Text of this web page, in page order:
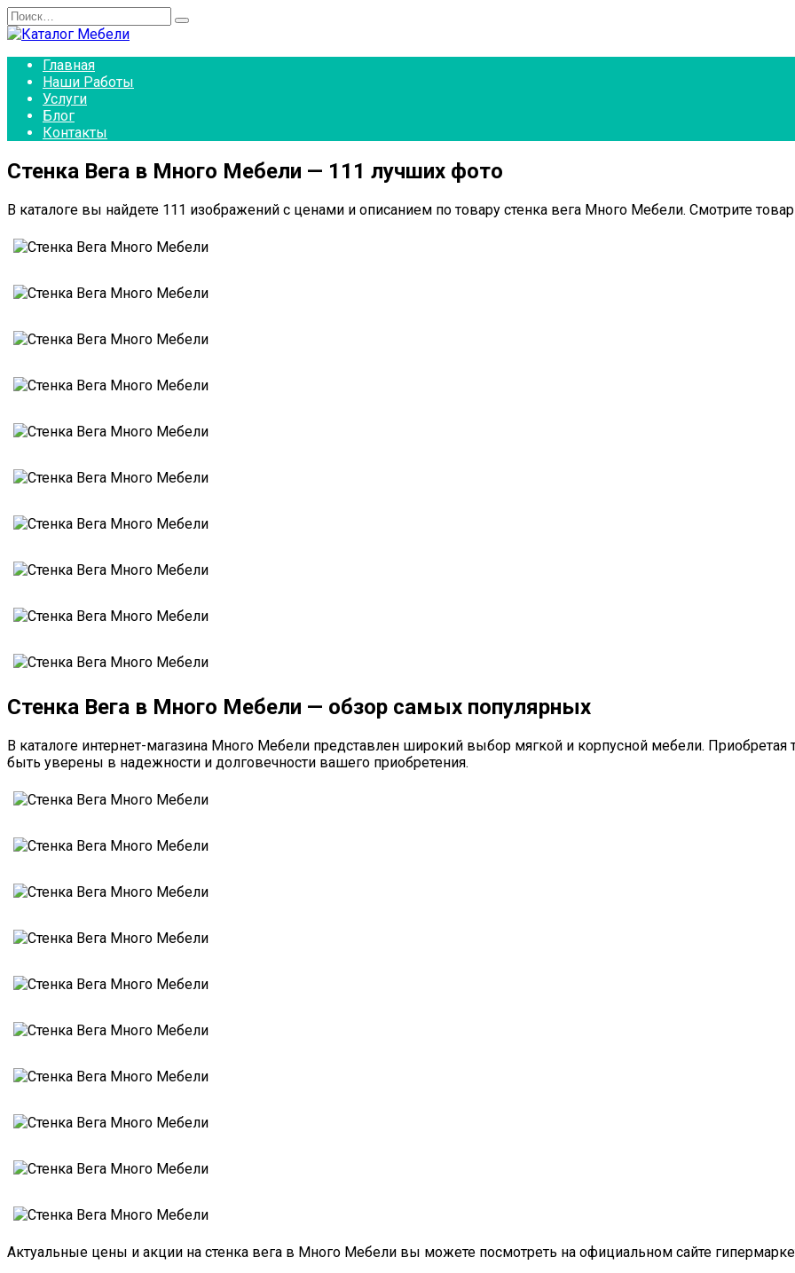
Перейти
к
Search
for:
Главная
Наши Работы
Услуги
Блог
Контакты
Стенка Вега в Много Мебели — 111 лучших фото
В каталоге вы найдете 111 изображений с ценами и описанием по товару стенка вега Много Мебели. Смотрите
Стенка Вега в Много Мебели — обзор самых популярных
В каталоге интернет-магазина Много Мебели представлен широкий выбор мягкой и корпусной мебели.
быть уверены в надежности и долговечности вашего приобретения.
Актуальные цены и акции на стенка вега в Много Мебели вы можете посмотреть на официальном сайте